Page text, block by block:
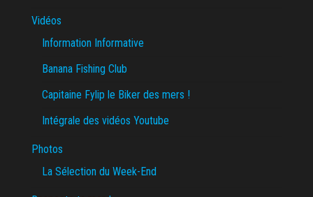
Vidéos
Information Informative
Banana Fishing Club
Capitaine Fylip le Biker des mers !
Intégrale des vidéos Youtube
Photos
La Sélection du Week-End